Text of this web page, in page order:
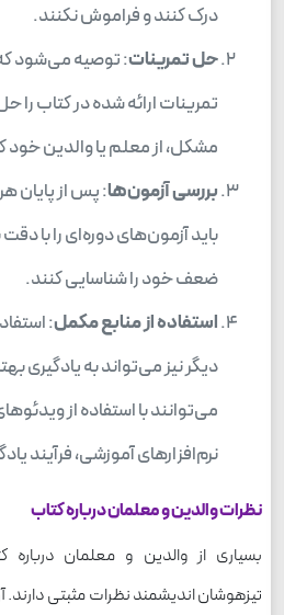
درک کنند و فراموش نکنند.
حل تمرینات: توصیه می‌شود
تمرینات ارائه شده در کتاب را
مشکل، از معلم یا والدین خود
بررسی آزمون‌ها: پس از پایان
باید آزمون‌های دوره‌ای را با
ضعف خود را شناسایی کنند.
استفاده از منابع مکمل:
دیگر نیز می‌تواند به یادگیری
می‌توانند با استفاده از
نرم‌افزارهای آموزشی، فرآیند
نظرات والدین و معلمان درباره کتاب
بسیاری از والدین و معلمان درباره
تیزهوشان اندیشمند نظرات مثبتی دارند.